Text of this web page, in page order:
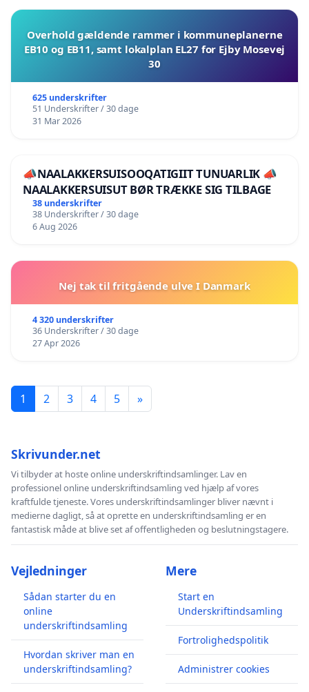
Overhold gældende rammer i kommuneplanerne
EB10 og EB11, samt lokalplan EL27 for Ejby Mosevej
30
625 underskrifter
51 Underskrifter / 30 dage
31 Mar 2026
📣NAALAKKERSUISOOQATIGIIT TUNUARLIK 📣
NAALAKKERSUISUT BØR TRÆKKE SIG TILBAGE
38 underskrifter
38 Underskrifter / 30 dage
6 Aug 2026
Nej tak til fritgående ulve I Danmark
4 320 underskrifter
36 Underskrifter / 30 dage
27 Apr 2026
1 2 3 4 5 »
Skrivunder.net
Vi tilbyder at hoste online underskriftindsamlinger. Lav en
professionel online underskriftindsamling ved hjælp af vores
kraftfulde tjeneste. Vores underskriftindsamlinger bliver nævnt i
medierne dagligt, så at oprette en underskriftindsamling er en
fantastisk måde at blive set af offentligheden og beslutningstagere.
Vejledninger
Sådan starter du en
online
underskriftindsamling
Hvordan skriver man en
underskriftindsamling?
Mere
Start en
Underskriftindsamling
Fortrolighedspolitik
Administrer cookies